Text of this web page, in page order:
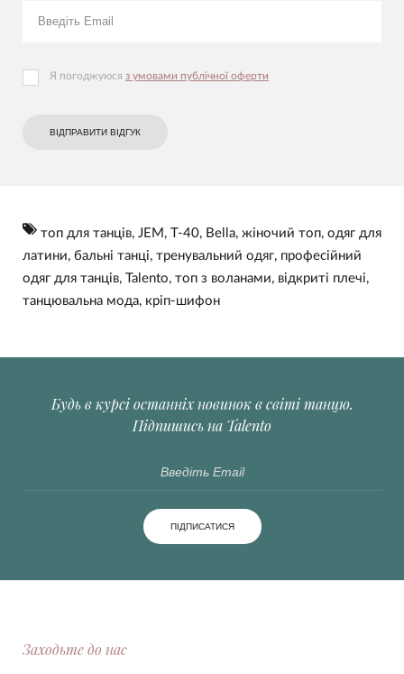
Я погоджуюся з умовами публічної оферти
ВІДПРАВИТИ ВІДГУК
топ для танців, JEM, Т-40, Bella, жіночий топ, одяг для
латини, бальні танці, тренувальний одяг, професійний
одяг для танців, Talento, топ з воланами, відкриті плечі,
танцювальна мода, кріп-шифон
Будь в курсі останніх новинок в світі танцю.
Підпишись на Talento
ПІДПИСАТИСЯ
Заходьте до нас